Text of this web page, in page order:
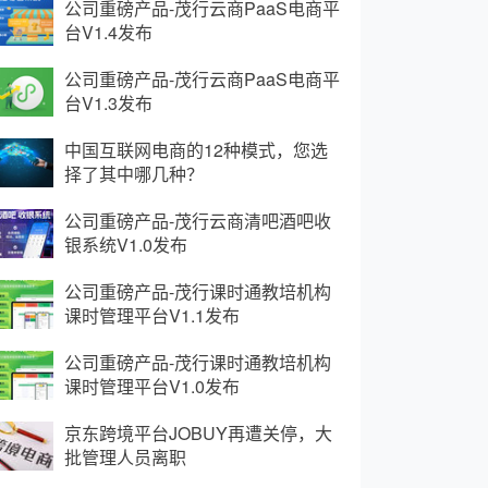
公司重磅产品-茂行云商PaaS电商平
台V1.4发布
公司重磅产品-茂行云商PaaS电商平
台V1.3发布
中国互联网电商的12种模式，您选
择了其中哪几种？
公司重磅产品-茂行云商清吧酒吧收
银系统V1.0发布
公司重磅产品-茂行课时通教培机构
课时管理平台V1.1发布
公司重磅产品-茂行课时通教培机构
课时管理平台V1.0发布
京东跨境平台JOBUY再遭关停，大
批管理人员离职